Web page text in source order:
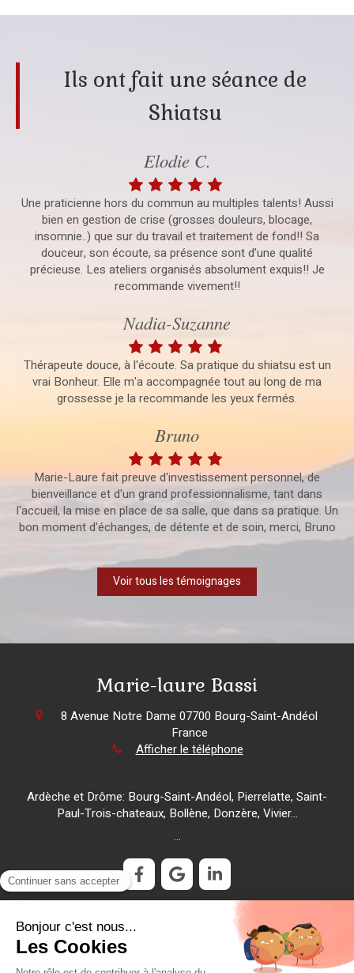
Ils ont fait une séance de
Shiatsu
Elodie C.
Une praticienne hors du commun au multiples talents! Aussi
bien en gestion de crise (grosses douleurs, blocage,
insomnie..) que sur du travail et traitement de fond!! Sa
douceur, son écoute, sa présence sont d’une qualité
précieuse. Les ateliers organisés absolument exquis!! Je
recommande vivement!!
Nadia-Suzanne
Thérapeute douce, à l'écoute. Sa pratique du shiatsu est un
vrai Bonheur. Elle m'a accompagnée tout au long de ma
grossesse je la recommande les yeux fermés.
Bruno
Marie-Laure fait preuve d'investissement personnel, de
bienveillance et d'un grand professionnalisme, tant dans
l'accueil, la mise en place de sa salle, que dans sa pratique. Un
bon moment d'échanges, de détente et de soin, merci, Bruno
Voir tous les témoignages
Marie-laure Bassi
8 Avenue Notre Dame 07700 Bourg-Saint-Andéol
France
Afficher le téléphone
Ardèche et Drôme: Bourg-Saint-Andéol, Pierrelatte, Saint-
Paul-Trois-chateaux, Bollène, Donzère, Vivier...
...
©2019 Marie-laure Bassi - Praticienne de shiatsu Lyon